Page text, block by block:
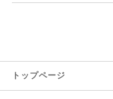
トップページ